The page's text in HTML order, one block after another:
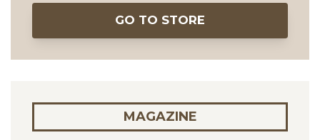
GO TO STORE
MAGAZINE